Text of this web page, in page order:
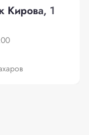
Кирова, 1